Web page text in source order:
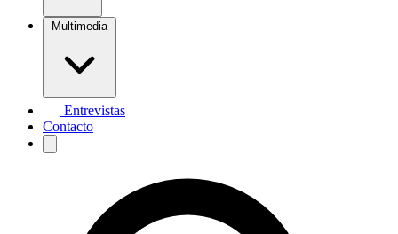
Multimedia
Entrevistas
Contacto